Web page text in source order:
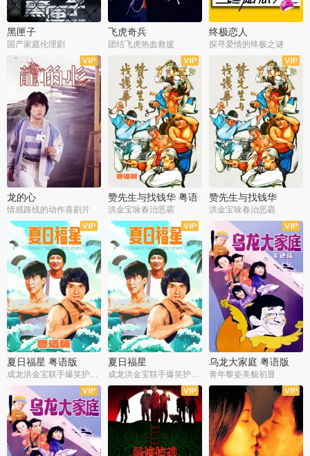
黑匣子
国产家庭伦理剧
飞虎奇兵
团结飞虎热血救援
终极恋人
探寻爱情的终极之谜
龙的心
情感路线的动作喜剧片
赞先生与找钱华 粤语
版
洪金宝咏春治恶霸
赞先生与找钱华
洪金宝咏春治恶霸
夏日福星 粤语版
成龙洪金宝联手爆笑护美女
夏日福星
成龙洪金宝联手爆笑护美女
乌龙大家庭 粤语版
青年黎姿美貌初显